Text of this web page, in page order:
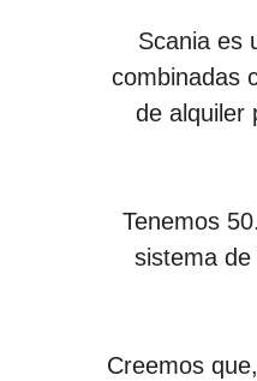
Scania es
combinadas
de alquiler
Tenemos
sistema
Creemos